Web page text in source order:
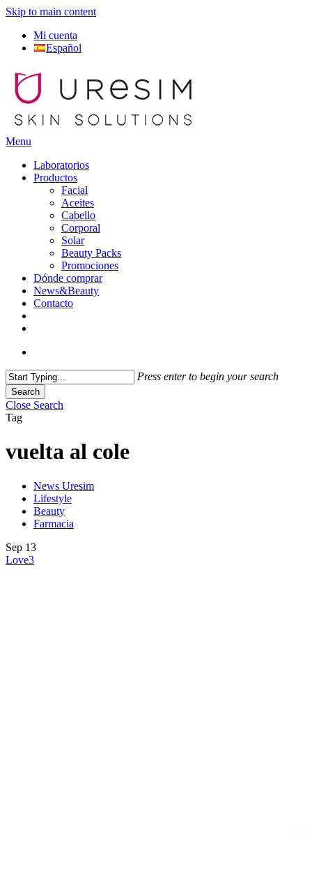
Skip to main content
Mi cuenta
Español
Menu
Laboratorios
Productos
Facial
Aceites
Cabello
Corporal
Solar
Beauty Packs
Promociones
Dónde comprar
News&Beauty
Contacto
Press enter to begin your search
Search
Close Search
Tag
vuelta al cole
News Uresim
Lifestyle
Beauty
Farmacia
Sep 13
Love3